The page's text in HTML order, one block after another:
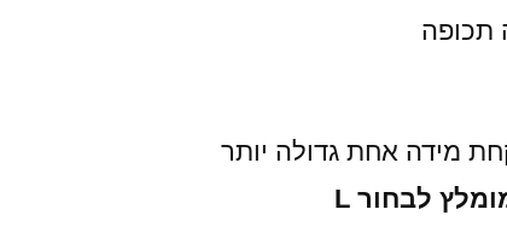
תכופה
מידה אחת גדולה יותר